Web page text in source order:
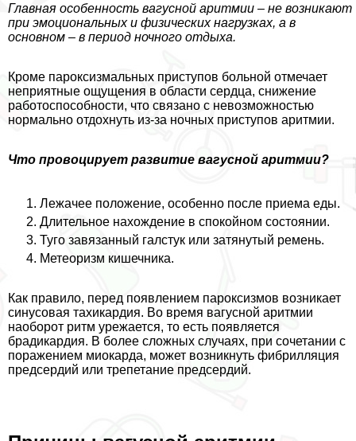
Главная особенность вагусной аритмии – не возникают
при эмоциональных и физических нагрузках, а в
основном – в период ночного отдыха.
Кроме пароксизмальных приступов больной отмечает
неприятные ощущения в области сердца, снижение
работоспособности, что связано с невозможностью
нормально отдохнуть из-за ночных приступов аритмии.
Что провоцирует развитие вагусной аритмии?
Лежачее положение, особенно после приема еды.
Длительное нахождение в спокойном состоянии.
Туго завязанный галстук или затянутый ремень.
Метеоризм кишечника.
Как правило, перед появлением пароксизмов возникает
синусовая тахикардия. Во время вагусной аритмии
наоборот ритм урежается, то есть появляется
брадикардия. В более сложных случаях, при сочетании с
поражением миокарда, может возникнуть фибрилляция
предсердий или трепетание предсердий.